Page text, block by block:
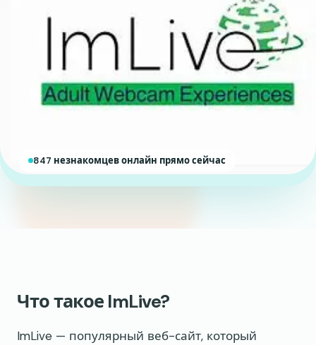
847 незнакомцев онлайн прямо сейчас
Что такое ImLive?
ImLive — популярный веб-сайт, который